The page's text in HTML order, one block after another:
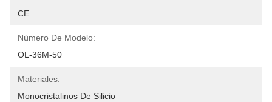
CE
Número De Modelo:
OL-36M-50
Materiales:
Monocristalinos De Silicio